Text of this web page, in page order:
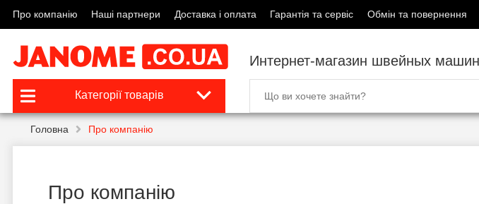
Про компанію Наші партнери Доставка і оплата Гарантія та сервіс Обмін та повернення
Интернет-магазин швейных
Категорії товарів
Головна Про компанію
Про компанію